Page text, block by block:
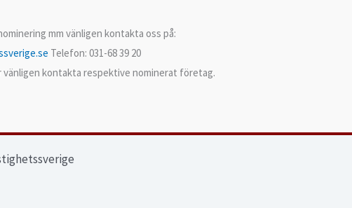
mm vänligen kontakta oss på:
Telefon: 031-68 39 20
vänligen kontakta respektive nominerat företag.